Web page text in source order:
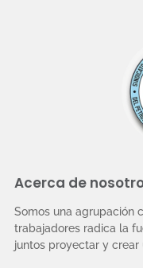
Acerca de
Somos una agrupación
trabajadores radica la
juntos proyectar y crear